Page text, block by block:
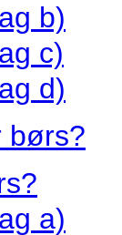
b)
c)
d)
børs?
a)